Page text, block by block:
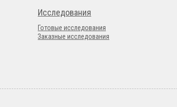
Исследования
Готовые исследования
Заказные исследования